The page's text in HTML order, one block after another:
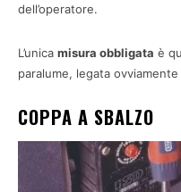
dell’operatore.
L’unica misura obbligata è
paralume, legata
COPPA A SBALZO